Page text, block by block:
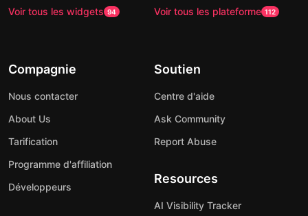
Voir tous les widgets 94
Voir tous les plateforme 112
Compagnie
Nous contacter
About Us
Tarification
Programme d'affiliation
Développeurs
Soutien
Centre d'aide
Ask Community
Report Abuse
Resources
AI Visibility Tracker